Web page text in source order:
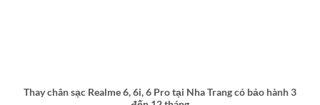
Thay chân sạc Realme 6, 6i, 6 Pro tại Nha Trang có bảo hành 3